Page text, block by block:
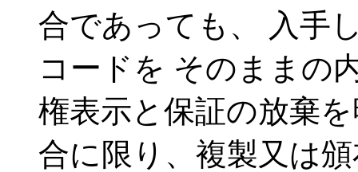
合であっても、 入手
コードを そのままの
権表示と保証の放棄
合に限り、複製又は